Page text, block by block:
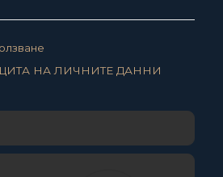
НА ЛИЧНИТЕ ДАННИ